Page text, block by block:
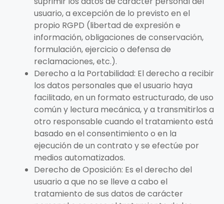
usuario, a excepción de lo previsto en el
propio RGPD (libertad de expresión e
información, obligaciones de conservación,
formulación, ejercicio o defensa de
reclamaciones, etc.).
Derecho a la Portabilidad: El derecho a recibir
los datos personales que el usuario haya
facilitado, en un formato estructurado, de uso
común y lectura mecánica, y a transmitirlos a
otro responsable cuando el tratamiento está
basado en el consentimiento o en la
ejecución de un contrato y se efectúe por
medios automatizados.
Derecho de Oposición: Es el derecho del
usuario a que no se lleve a cabo el
tratamiento de sus datos de carácter